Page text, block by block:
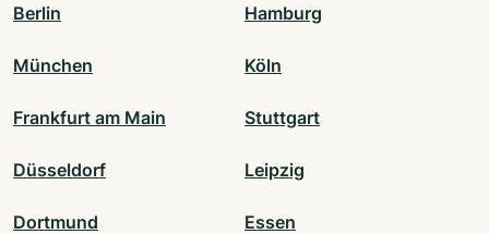
Berlin Hamburg
München Köln
Frankfurt am Main Stuttgart
Düsseldorf Leipzig
Dortmund Essen